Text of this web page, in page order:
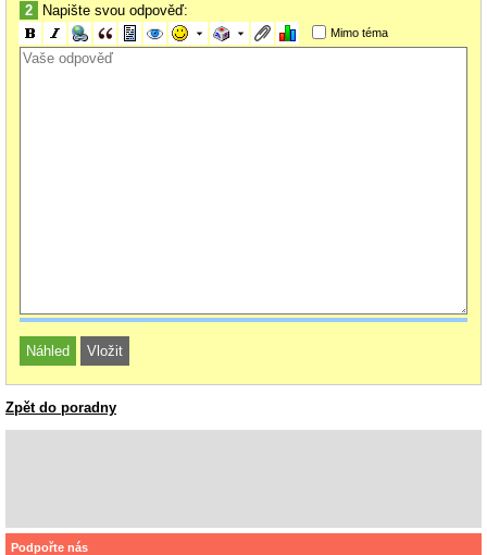
2 Napište svou odpověď:
Mimo téma
Zpět do poradny
Podpořte nás